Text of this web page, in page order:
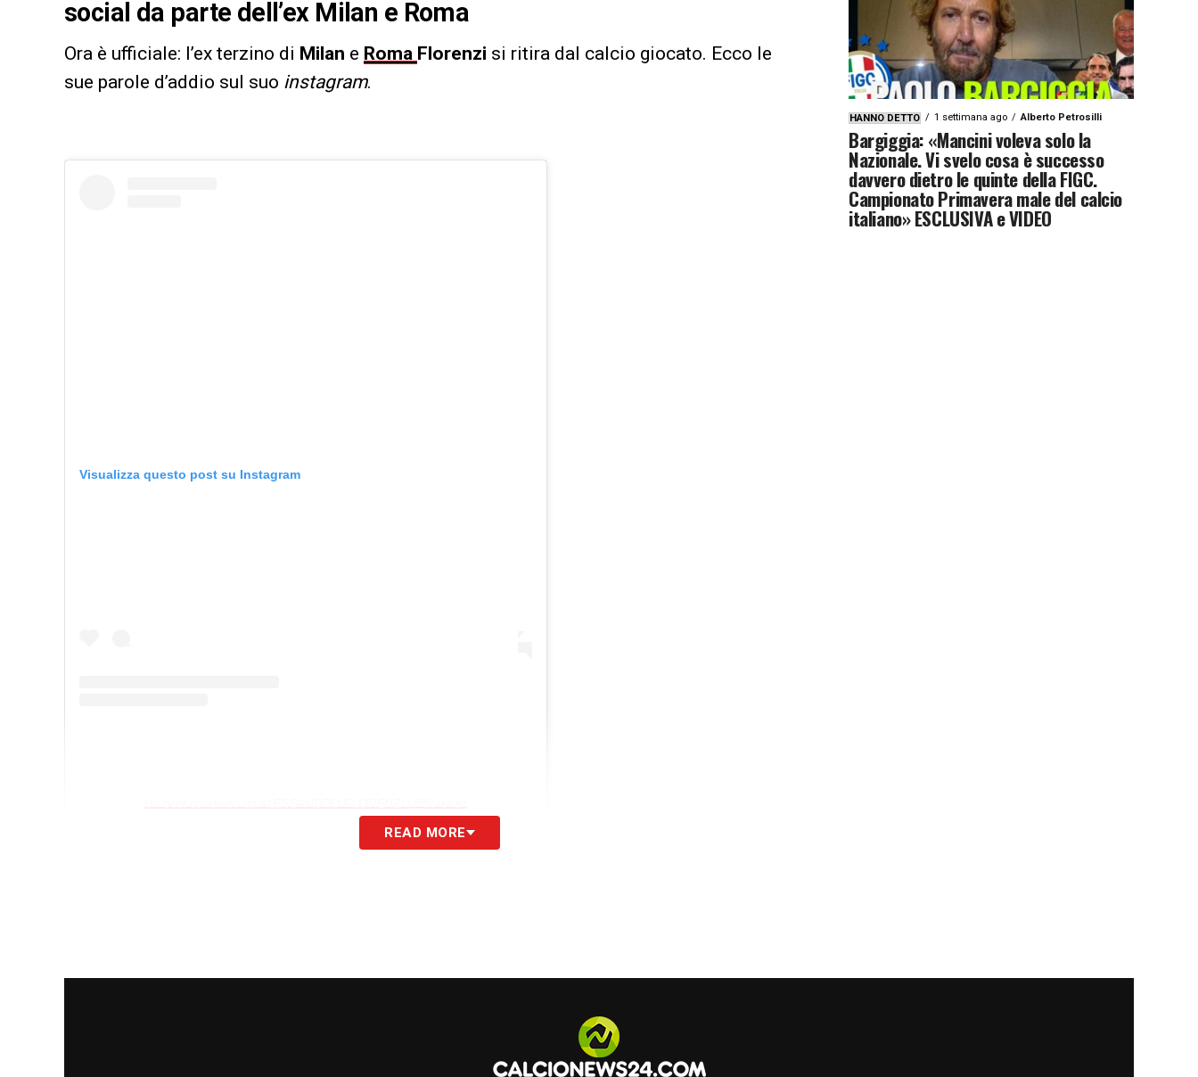
social da parte dell’ex Milan e Roma
Ora è ufficiale: l’ex terzino di Milan e Roma Florenzi si ritira dal calcio giocato. Ecco le
sue parole d’addio sul suo instagram.
Visualizza questo post su Instagram
nessuno escluso: giorno dopo giorno il vostro supporto e la vostra professionalità mi
READ MORE
HANNO DETTO 1 settimana ago Alberto Petrosilli
Bargiggia: «Mancini voleva solo la
Nazionale. Vi svelo cosa è successo
davvero dietro le quinte della FIGC.
Campionato Primavera male del calcio
italiano» ESCLUSIVA e VIDEO